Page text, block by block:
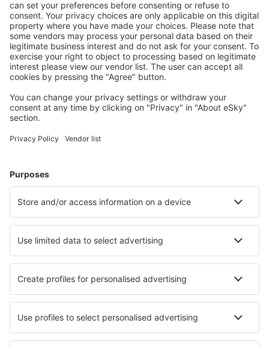
cómodamente tus viajes
Planifica tu viaje
Vuelos baratos
Escapadas
Vuelo+Hotel
Hoteles
Traslados
Atracciones
Eventos deportivos
Aprende más
Mejor Precio Garantizado
Aplicación móvil
Aerolíneas